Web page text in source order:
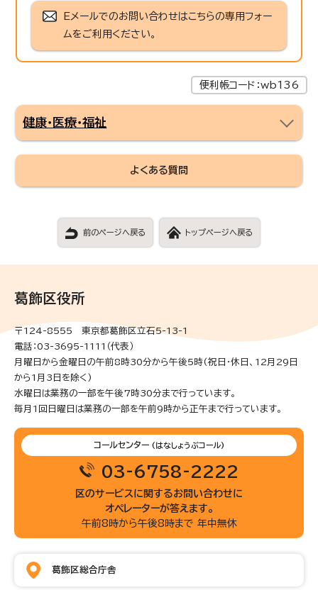
Eメールでのお問い合わせはこちらの専用フォー
ムをご利用ください。
便利帳コード：wb136
健康・医療・福祉
よくある質問
前のページへ戻る トップページへ戻る
葛飾区役所
〒124-8555 東京都葛飾区立石5-13-1
電話：03-3695-1111（代表）
月曜日から金曜日の午前8時30分から午後5時(祝日・休日、12月29日
から1月3日を除く)
水曜日は業務の一部を午後7時30分まで行っています。
毎月1回日曜日は業務の一部を午前9時から正午まで行っています。
コールセンター (はなしょうぶコール)
03-6758-2222
区のサービスに関するお問い合わせに
オペレーターが答えます。
午前8時から午後8時まで 年中無休
葛飾区総合庁舎